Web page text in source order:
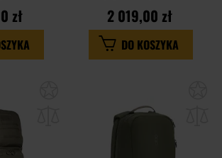
zł 2 019,00 zł
DO KOSZYKA